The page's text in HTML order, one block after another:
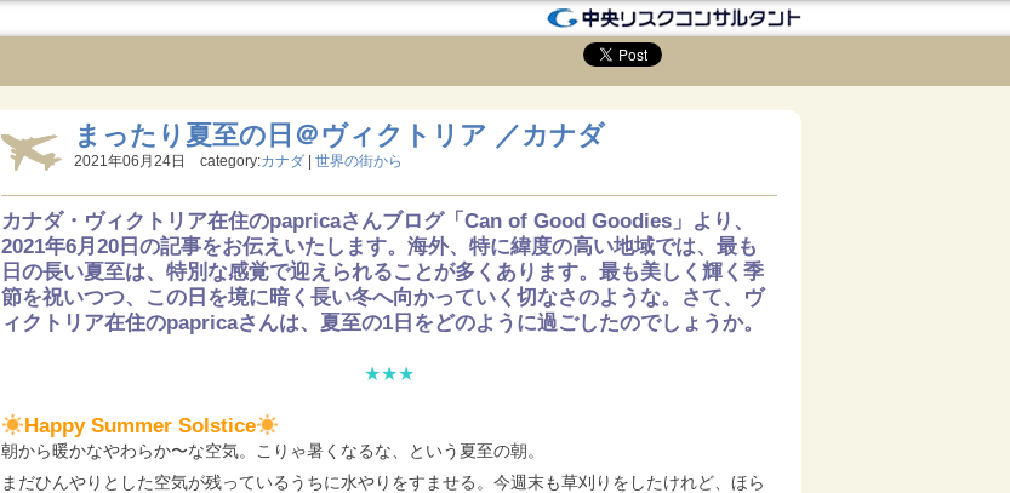
まったり夏至の日＠ヴィクトリア ／カナダ
2021年06月24日 category:カナダ 世界の街から
カナダ・ヴィクトリア在住のpapricaさんブログ「Can of Good Goodies」より、​
2021年6月20日の記事をお伝えいたします。海外、特に緯度の高い地域では、最も
日の長い夏至は、特別な感覚で迎えられることが多くあります。最も美しく輝く季
節を祝いつつ、この日を境に暗く長い冬へ向かっていく切なさのような。さて、ヴ
ィクトリア在住のpapricaさんは、夏至の1日をどのように過ごしたのでしょうか。
★★★
Happy Summer Solstice
朝から暖かなやわらか〜な空気。こりゃ暑くなるな、という夏至の朝。
まだひんやりとした空気が残っているうちに水やりをすませる。今週末も草刈りをしたけれど、ほら